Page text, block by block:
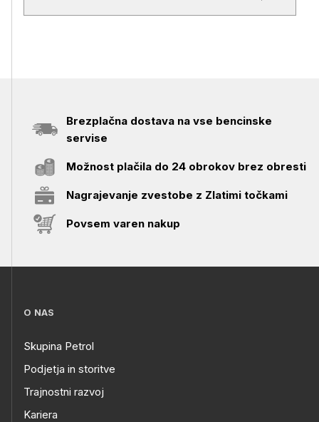
Brezplačna dostava na vse bencinske
servise
Možnost plačila do 24 obrokov brez obresti
Nagrajevanje zvestobe z Zlatimi točkami
Povsem varen nakup
O NAS
Skupina Petrol
Podjetja in storitve
Trajnostni razvoj
Kariera